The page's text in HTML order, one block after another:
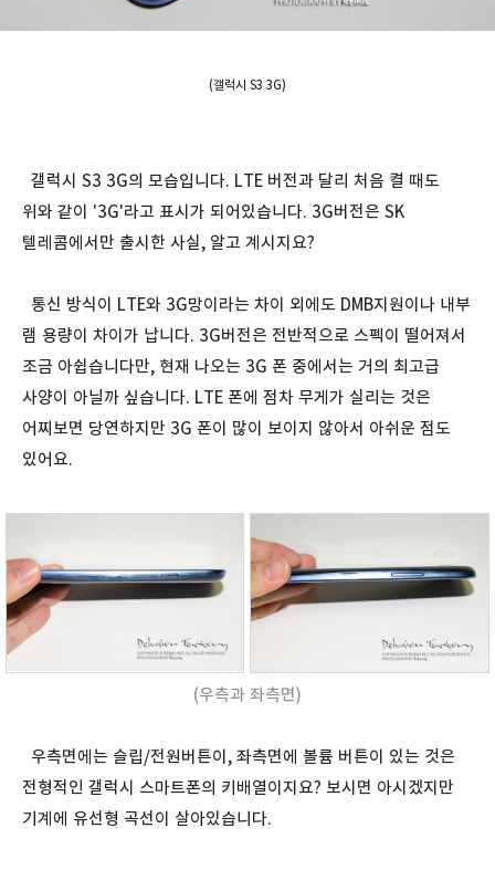
(갤럭시 S3 3G)
갤럭시 S3 3G의 모습입니다. LTE 버전과 달리 처음 켤 때도
위와 같이 '3G'라고 표시가 되어있습니다. 3G버전은 SK
텔레콤에서만 출시한 사실, 알고 계시지요?
통신 방식이 LTE와 3G망이라는 차이 외에도 DMB지원이나 내부
램 용량이 차이가 납니다. 3G버전은 전반적으로 스펙이 떨어져서
조금 아쉽습니다만, 현재 나오는 3G 폰 중에서는 거의 최고급
사양이 아닐까 싶습니다. LTE 폰에 점차 무게가 실리는 것은
어찌보면 당연하지만 3G 폰이 많이 보이지 않아서 아쉬운 점도
있어요.
(우측과 좌측면)
우측면에는 슬립/전원버튼이, 좌측면에 볼륨 버튼이 있는 것은
전형적인 갤럭시 스마트폰의 키배열이지요? 보시면 아시겠지만
기계에 유선형 곡선이 살아있습니다.